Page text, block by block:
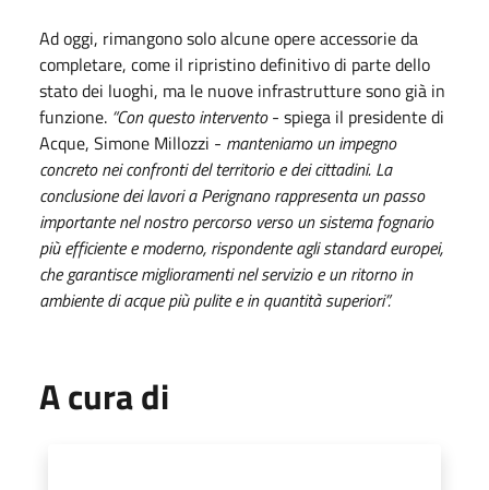
Ad oggi, rimangono solo alcune opere accessorie da
completare, come il ripristino definitivo di parte dello
stato dei luoghi, ma le nuove infrastrutture sono già in
funzione. “Con questo intervento- spiega il presidente di
Acque, Simone Millozzi - manteniamo un impegno
concreto nei confronti del territorio e dei cittadini. La
conclusione dei lavori a Perignano rappresenta un passo
importante nel nostro percorso verso un sistema fognario
più efficiente e moderno, rispondente agli standard europei,
che garantisce miglioramenti nel servizio e un ritorno in
ambiente di acque più pulite e in quantità superiori”.
A cura di